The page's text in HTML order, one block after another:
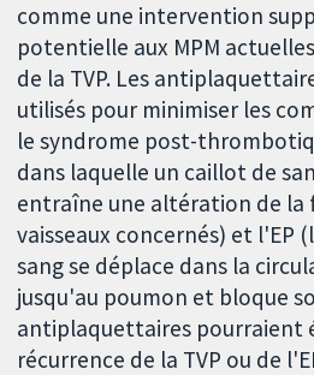
comme une intervention
potentielle aux MPM
de la TVP. Les
utilisés pour minimiser les
le syndrome post-
dans laquelle un caillot de
entraîne une altération de la
vaisseaux concernés) et l'EP
sang se déplace dans la
jusqu'au poumon et bloque
antiplaquettaires pourraient
récurrence de la TVP ou de